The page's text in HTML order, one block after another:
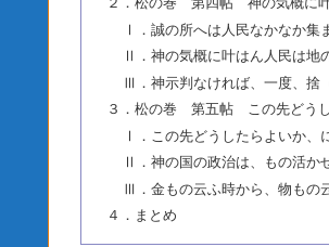
２．松の巻 第四帖 神の気概に叶
Ⅰ．誠の所へは人民なかなか集
Ⅱ．神の気概に叶はん人民は地
Ⅲ．神示判なければ、一度、捨
３．松の巻 第五帖 この先どうし
Ⅰ．この先どうしたらよいか、
Ⅱ．神の国の政治は、もの活か
Ⅲ．金もの云ふ時から、物もの
４．まとめ